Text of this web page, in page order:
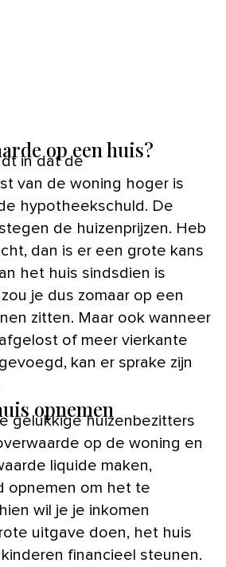
op een huis?
van de woning hoger is
hypotheekschuld. De
de huizenprijzen. Heb
dan is er een grote kans
het huis sindsdien is
je dus zomaar op een
zitten. Maar ook wanneer
of meer vierkante
kan er sprake zijn
opnemen
gelukkige huizenbezitters
op de woning en
liquide maken,
opnemen om het te
wil je je inkomen
uitgave doen, het huis
financieel steunen.